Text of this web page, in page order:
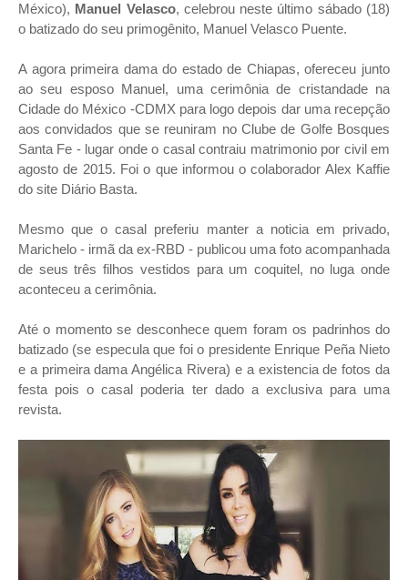
México), Manuel Velasco, celebrou neste último sábado (18)
o batizado do seu primogênito, Manuel Velasco Puente.
A agora primeira dama do estado de Chiapas, ofereceu junto
ao seu esposo Manuel, uma cerimônia de cristandade na
Cidade do México -CDMX para logo depois dar uma recepção
aos convidados que se reuniram no Clube de Golfe Bosques
Santa Fe - lugar onde o casal contraiu matrimonio por civil em
agosto de 2015. Foi o que informou o colaborador Alex Kaffie
do site Diário Basta.
Mesmo que o casal preferiu manter a noticia em privado,
Marichelo - irmã da ex-RBD - publicou uma foto acompanhada
de seus três filhos vestidos para um coquitel, no luga onde
aconteceu a cerimônia.
Até o momento se desconhece quem foram os padrinhos do
batizado (se especula que foi o presidente Enrique Peña Nieto
e a primeira dama Angélica Rivera) e a existencia de fotos da
festa pois o casal poderia ter dado a exclusiva para uma
revista.